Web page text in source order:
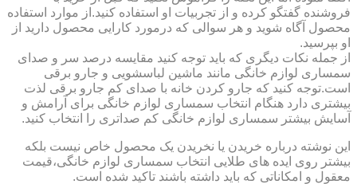
فروشنده گفتگو کرده و از تجربیات او استفاده کنید.از موارد استفاده
محصول آگاه شوید و هر سوالی که درمورد کارایی محصول دارید از
او بپرسید.
از جمله نکات دیگری که باید توجه کنید مقایسه درصد سر و صدای
سمساری لوازم خانگی مانند ماشین لباسشویی و جارو برقی
است.توجه کنید که جارو کردن خانه با صدای کم جارو برقی لذت
بیشتری دارد هنگام انتخاب سمساری لوازم خانگی برای آرامش و
آسایش بیشتر سمساری لوازم خانگی کم صداتری را انتخاب کنید.
این نوشته درباره خریدن یا نخریدن یک محصول خاص نیست بلکه
بیشتر روی ایده های طلایی انتخاب سمساری لوازم خانگی،قیمت
معقول و امکاناتی که باید داشته باشند تاکید شده است.